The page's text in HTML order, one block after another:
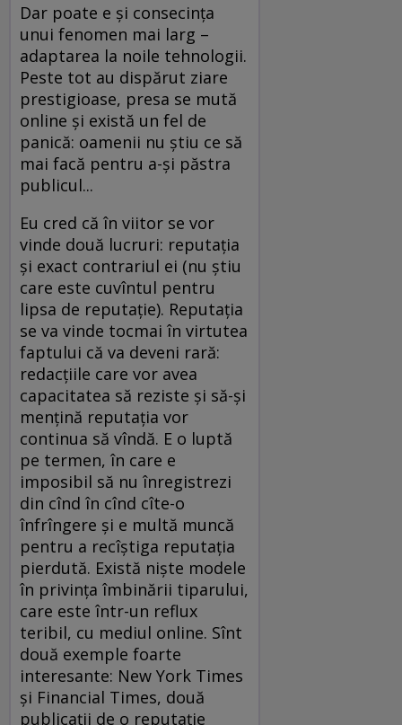
Dar poate e și consecința
unui fenomen mai larg –
adaptarea la noile tehnologii.
Peste tot au dispărut ziare
prestigioase, presa se mută
online și există un fel de
panică: oamenii nu știu ce să
mai facă pentru a-și păstra
publicul...
Eu cred că în viitor se vor
vinde două lucruri: reputația
și exact contrariul ei (nu știu
care este cuvîntul pentru
lipsa de reputație). Reputația
se va vinde tocmai în virtutea
faptului că va deveni rară:
redacțiile care vor avea
capacitatea să reziste și să-și
mențină reputația vor
continua să vîndă. E o luptă
pe termen, în care e
imposibil să nu înregistrezi
din cînd în cînd cîte-o
înfrîngere și e multă muncă
pentru a recîștiga reputația
pierdută. Există niște modele
în privința îmbinării tiparului,
care este într-un reflux
teribil, cu mediul online. Sînt
două exemple foarte
interesante: New York Times
și Financial Times, două
publicații de o reputație